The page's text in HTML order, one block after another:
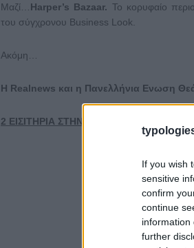
If you wish
sensitive
confirm
continue
information
further
Μαζί… Harper’s Bazaar. Το κορυφαίο
του σύγχρονου Business Look.
Ακόμη…
Η Realnews και η Πανελλήνια Ενωση
2 ΕΙΣΙΤΗΡΙΑ ΣΤΗΝ ΤΙΜΗ ΤΟΥ ΕΝΟΣ ΣΤΙΣ